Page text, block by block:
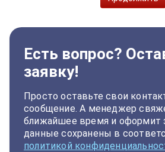
Есть вопрос?
заявку!
Просто оставьте свои
сообщение. А менеджер
ближайшее время и оформит
данные сохранены в
политикой